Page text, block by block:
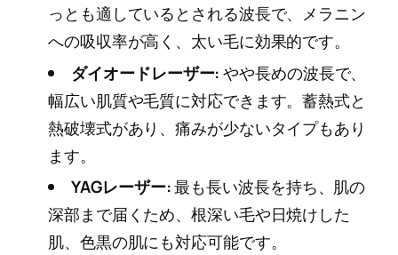
っとも適しているとされる波長で、メラニン
への吸収率が高く、太い毛に効果的です。
ダイオードレーザー:やや長めの波長で、
幅広い肌質や毛質に対応できます。蓄熱式と
熱破壊式があり、痛みが少ないタイプもあり
ます。
YAGレーザー:最も長い波長を持ち、肌の
深部まで届くため、根深い毛や日焼けした
肌、色黒の肌にも対応可能です。